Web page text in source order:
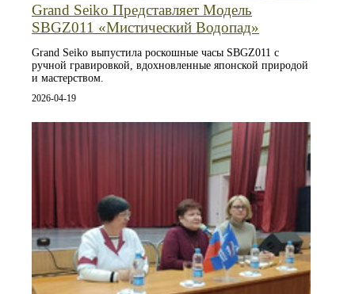
Grand Seiko Представляет Модель
SBGZ011 «Мистический Водопад»
Grand Seiko выпустила роскошные часы SBGZ011 с
ручной гравировкой, вдохновленные японской природой
и мастерством.
2026-04-19